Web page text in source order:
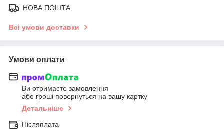
НОВА ПОШТА
Всі умови доставки
Умови оплати
Ви отримаєте замовлення
або гроші повернуться на вашу картку
Детальніше
Післяплата